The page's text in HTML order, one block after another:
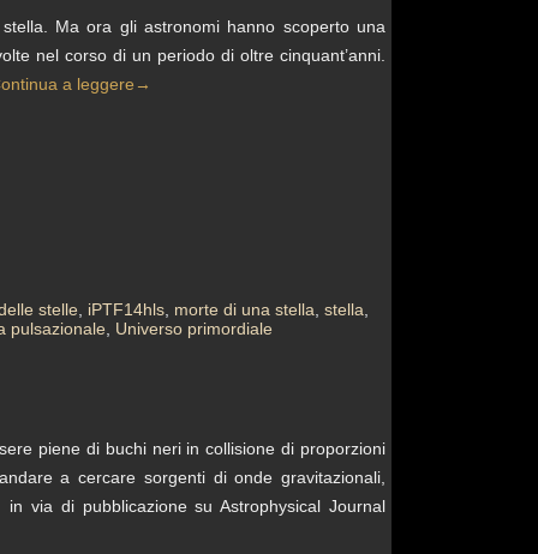
Ma ora gli astronomi hanno scoperto una
nel corso di un periodo di oltre cinquant’anni.
a leggere →
stelle iPTF14hls morte di una stella stella
pulsazionale
Universo primordiale
piene di buchi neri in collisione di proporzioni
a cercare sorgenti di onde gravitazionali,
via di pubblicazione su Astrophysical Journal